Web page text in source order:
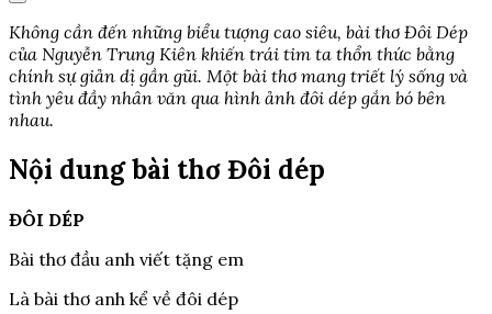
Không cần đến những biểu tượng cao siêu, bài thơ Đôi Dép
của Nguyễn Trung Kiên khiến trái tim ta thổn thức bằng
chính sự giản dị gần gũi. Một bài thơ mang triết lý sống và
tình yêu đầy nhân văn qua hình ảnh đôi dép gắn bó bên
nhau.
Nội dung bài thơ Đôi dép
ĐÔI DÉP
Bài thơ đầu anh viết tặng em
Là bài thơ anh kể về đôi dép